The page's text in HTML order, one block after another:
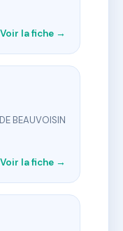
Voir la fiche →
BEAUVOISIN
Voir la fiche →